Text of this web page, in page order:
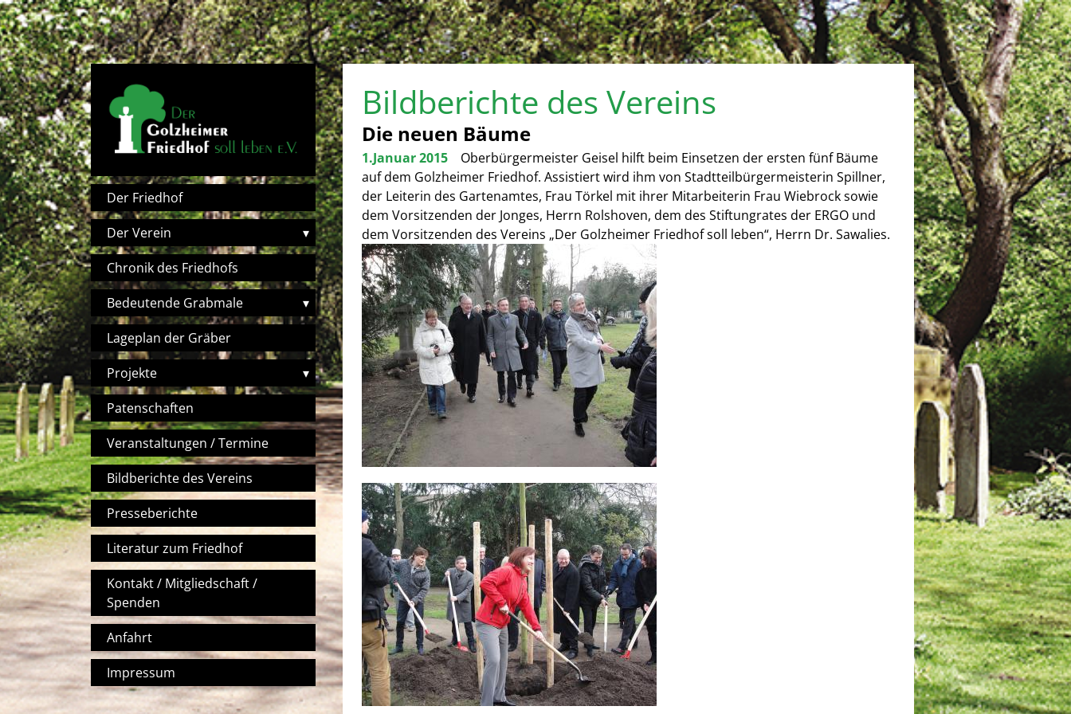
Direkt zum Inhalt
Hauptnavigation
Der Friedhof
Der Verein
▾
Chronik des Friedhofs
Bedeutende Grabmale
▾
Lageplan der Gräber
Projekte
▾
Patenschaften
Veranstaltungen / Termine
Bildberichte des Vereins
Presseberichte
Literatur zum Friedhof
Kontakt / Mitgliedschaft /
Spenden
Anfahrt
Impressum
Bildberichte des Vereins
Die neuen Bäume
1.Januar 2015
Oberbürgermeister Geisel hilft beim Einsetzen der ersten fünf Bäume
auf dem Golzheimer Friedhof. Assistiert wird ihm von Stadtteilbürgermeisterin Spillner,
der Leiterin des Gartenamtes, Frau Törkel mit ihrer Mitarbeiterin Frau Wiebrock sowie
dem Vorsitzenden der Jonges, Herrn Rolshoven, dem des Stiftungrates der ERGO und
dem Vorsitzenden des Vereins „Der Golzheimer Friedhof soll leben“, Herrn Dr. Sawalies.